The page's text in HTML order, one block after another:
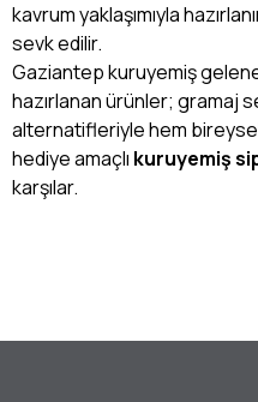
kavrum yaklaşımıyla
sevk edilir.
Gaziantep kuruyemiş
hazırlanan ürünler; gramaj
alternatifleriyle hem
hediye amaçlı kuruyemiş
karşılar.